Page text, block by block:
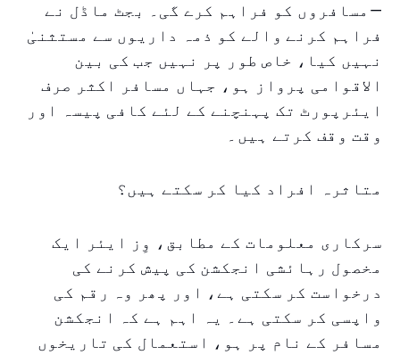
—مسافروں کو فراہم کرے گی۔ بجٹ ماڈل نے
فراہم کرنے والے کو ذمہ داریوں سے مستثنیٰ
نہیں کیا، خاص طور پر نہیں جب کی بین
الاقوامی پرواز ہو، جہاں مسافر اکثر صرف
ایئرپورٹ تک پہنچنے کے لئے کافی پیسہ اور
وقت وقف کرتے ہیں۔
متاثرہ افراد کیا کر سکتے ہیں؟
سرکاری معلومات کے مطابق، وِز ایئر ایک
مخصول رہائشی انجکشن کی پیش کرنے کی
درخواست کر سکتی ہے، اور پھر وہ رقم کی
واپسی کر سکتی ہے۔ یہ اہم ہے کہ انجکشن
مسافر کے نام پر ہو، استعمال کی تاریخوں